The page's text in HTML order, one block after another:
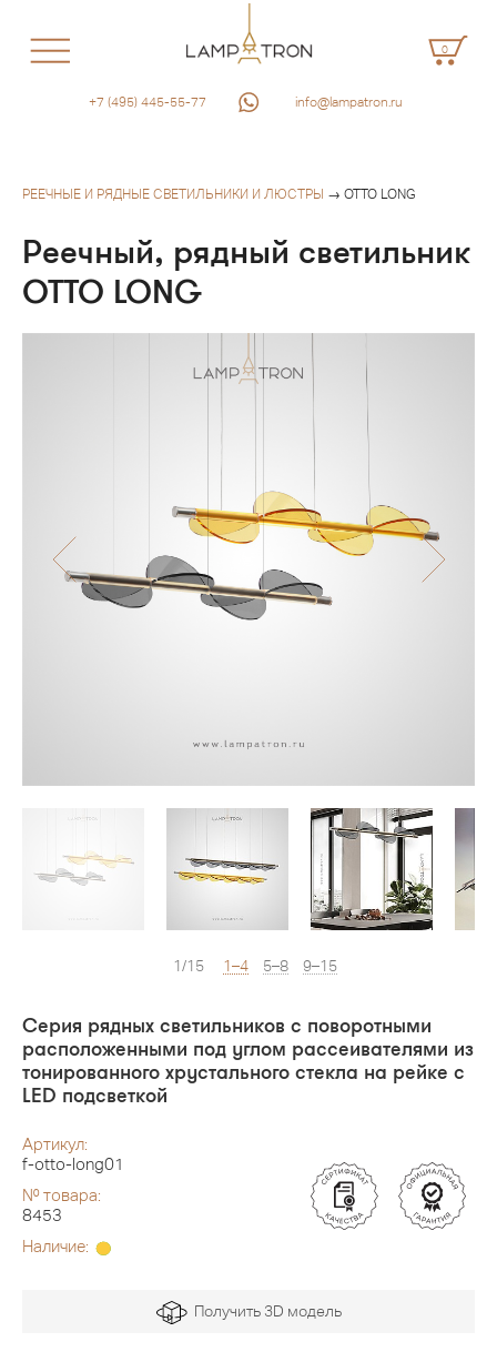
0
+7 (495) 445-55-77 info@lampatron.ru
РЕЕЧНЫЕ И РЯДНЫЕ СВЕТИЛЬНИКИ И ЛЮСТРЫ → OTTO LONG
Реечный, рядный светильник
OTTO LONG
1/15 1–4 5–8 9–15
Серия рядных светильников с поворотными
расположенными под углом рассеивателями из
тонированного хрустального стекла на рейке с
LED подсветкой
Артикул:
f-otto-long01
№ товара:
8453
Наличие:
Получить 3D модель